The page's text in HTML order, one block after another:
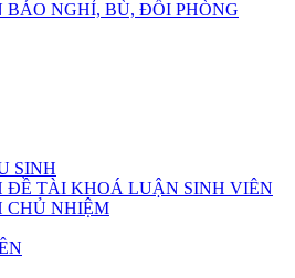
BÁO NGHỈ, BÙ, ĐỔI PHÒNG
SINH
ĐỀ TÀI KHOÁ LUẬN SINH VIÊN
CHỦ NHIỆM